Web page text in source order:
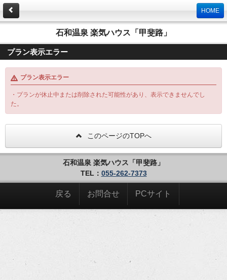
HOME
石和温泉 楽気ハウス「甲斐路」
プラン表示エラー
プラン表示エラー
・プランが休止中または削除された可能性があり、表示できませんでし
た。
このページのTOPへ
石和温泉 楽気ハウス「甲斐路」
TEL： 055-262-7373
戻る お問合せ PCサイト